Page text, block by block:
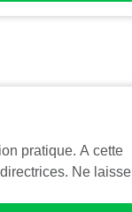
pratique. A cette
Ne laisse